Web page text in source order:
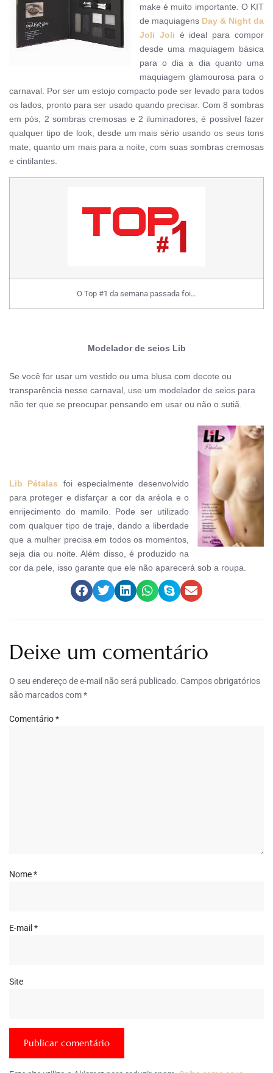
make é muito importante. O KIT
de maquiagens Day & Night da
Joli Joli é ideal para compor
desde uma maquiagem básica
para o dia a dia quanto uma
maquiagem glamourosa para o
carnaval. Por ser um estojo compacto pode ser levado para todos
os lados, pronto para ser usado quando precisar. Com 8 sombras
em pós, 2 sombras cremosas e 2 iluminadores, é possível fazer
qualquer tipo de look, desde um mais sério usando os seus tons
mate, quanto um mais para a noite, com suas sombras cremosas
e cintilantes.
O Top #1 da semana passada foi…
Modelador de seios Lib
Se você for usar um vestido ou uma blusa com decote ou
transparência nesse carnaval, use um modelador de seios para
não ter que se preocupar pensando em usar ou não o sutiã.
Lib Pétalas foi especialmente desenvolvido
para proteger e disfarçar a cor da aréola e o
enrijecimento do mamilo. Pode ser utilizado
com qualquer tipo de traje, dando a liberdade
que a mulher precisa em todos os momentos,
seja dia ou noite. Além disso, é produzido na
cor da pele, isso garante que ele não aparecerá sob a roupa.
Deixe um comentário
O seu endereço de e-mail não será publicado. Campos obrigatórios
são marcados com*
Comentário*
Nome*
E-mail *
Site